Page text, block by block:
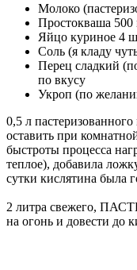
Молоко
Простокваша 500
Яйцо куриное 4
Соль (я кладу
Перец сладкий
по вкусу
Укроп (по
0,5 л
оставить при
быстроты процесса
теплое), добавила
сутки кислятина была
2 литра свежего,
на огонь и довести до